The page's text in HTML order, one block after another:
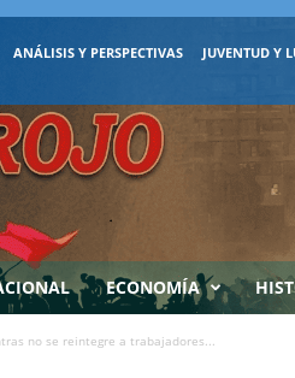
ANÁLISIS Y PERSPECTIVAS JUVENTUD Y
ECONOMÍA
no se reintegre a trabajadores...